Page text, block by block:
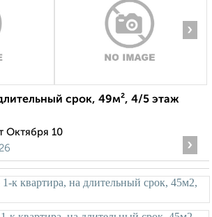
›
срок, 49м², 4/5 этаж
Октября 10
›